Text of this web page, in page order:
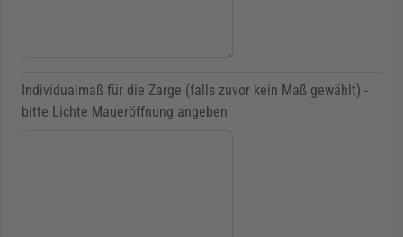
Individualmaß für die Zarge (falls zuvor kein Maß gewählt) -
bitte Lichte Maueröffnung angeben